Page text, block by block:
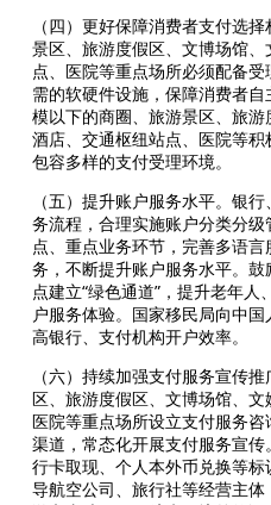
（四）更好保障消费者支付选
景区、旅游度假区、文博场馆
点、医院等重点场所必须配备
需的软硬件设施，保障消费者
模以下的商圈、旅游景区、旅游
酒店、交通枢纽站点、医院等
包容多样的支付受理环境。
（五）提升账户服务水平。银
务流程，合理实施账户分类分
点、重点业务环节，完善多语
务，不断提升账户服务水平。
点建立“绿色通道”，提升老年
户服务体验。国家移民局向中
高银行、支付机构开户效率。
（六）持续加强支付服务宣传
区、旅游度假区、文博场馆、文
医院等重点场所设立支付服务
渠道，常态化开展支付服务宣
行卡取现、个人本外币兑换等
导航空公司、旅行社等经营主